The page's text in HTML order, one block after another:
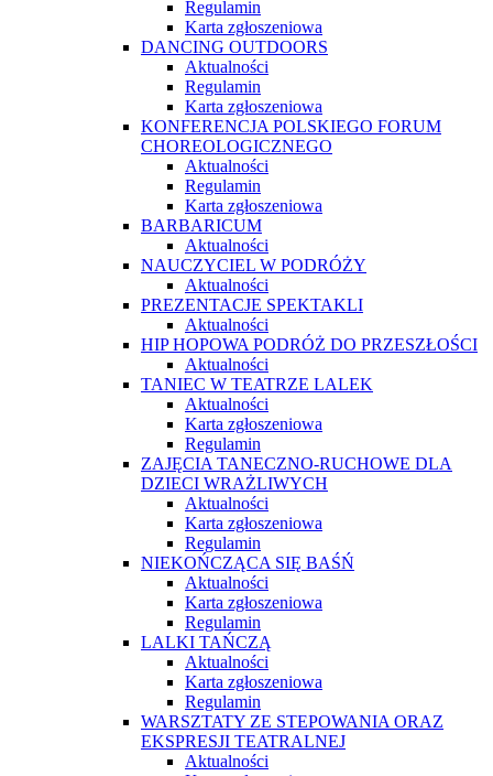
Regulamin
Karta zgłoszeniowa
DANCING OUTDOORS
Aktualności
Regulamin
Karta zgłoszeniowa
KONFERENCJA POLSKIEGO FORUM
CHOREOLOGICZNEGO
Aktualności
Regulamin
Karta zgłoszeniowa
BARBARICUM
Aktualności
NAUCZYCIEL W PODRÓŻY
Aktualności
PREZENTACJE SPEKTAKLI
Aktualności
HIP HOPOWA PODRÓŻ DO PRZESZŁOŚCI
Aktualności
TANIEC W TEATRZE LALEK
Aktualności
Karta zgłoszeniowa
Regulamin
ZAJĘCIA TANECZNO-RUCHOWE DLA
DZIECI WRAŻLIWYCH
Aktualności
Karta zgłoszeniowa
Regulamin
NIEKOŃCZĄCA SIĘ BAŚŃ
Aktualności
Karta zgłoszeniowa
Regulamin
LALKI TAŃCZĄ
Aktualności
Karta zgłoszeniowa
Regulamin
WARSZTATY ZE STEPOWANIA ORAZ
EKSPRESJI TEATRALNEJ
Aktualności